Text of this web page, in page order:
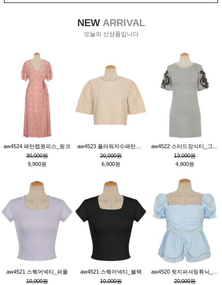
NEWARRIVAL
오늘의 신상품입니다
aw4524 패턴랩원피스_핑크
30,000원
9,900원
20,000원
6,900원
13,000원
4,900원
aw4521 스퀘어넥티_퍼플
10,000원
aw4521 스퀘어넥티_블랙
10,000원
20,000원